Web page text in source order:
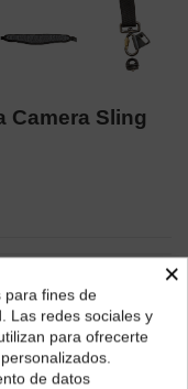
Camera Sling
tu pedido?
los precios e
región.
×
para fines de
Las redes sociales y
para ofrecerte
de datos